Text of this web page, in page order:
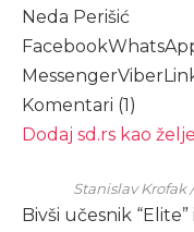
Neda Perišić
Facebook
MessengerViber
Komentari (1)
Dodaj sd.rs kao
Stanislav Krofak
Bivši učesnik